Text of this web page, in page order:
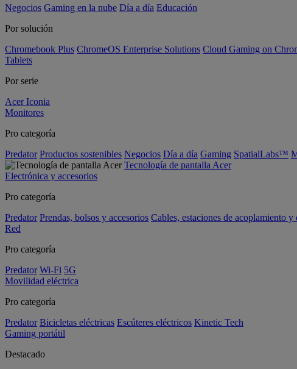
Negocios Gaming en la nube Día a día Educación
Por solución
Chromebook Plus ChromeOS Enterprise Solutions Cloud Gaming on
Tablets
Por serie
Acer Iconia
Monitores
Pro categoría
Predator Productos sostenibles Negocios Día a día Gaming SpatialLabs™
Tecnología de pantalla Acer
Electrónica y accesorios
Pro categoría
Predator Prendas, bolsos y accesorios Cables, estaciones de acoplamiento y
Red
Pro categoría
Predator Wi-Fi 5G
Movilidad eléctrica
Pro categoría
Predator Bicicletas eléctricas Escúteres eléctricos Kinetic Tech
Gaming portátil
Destacado